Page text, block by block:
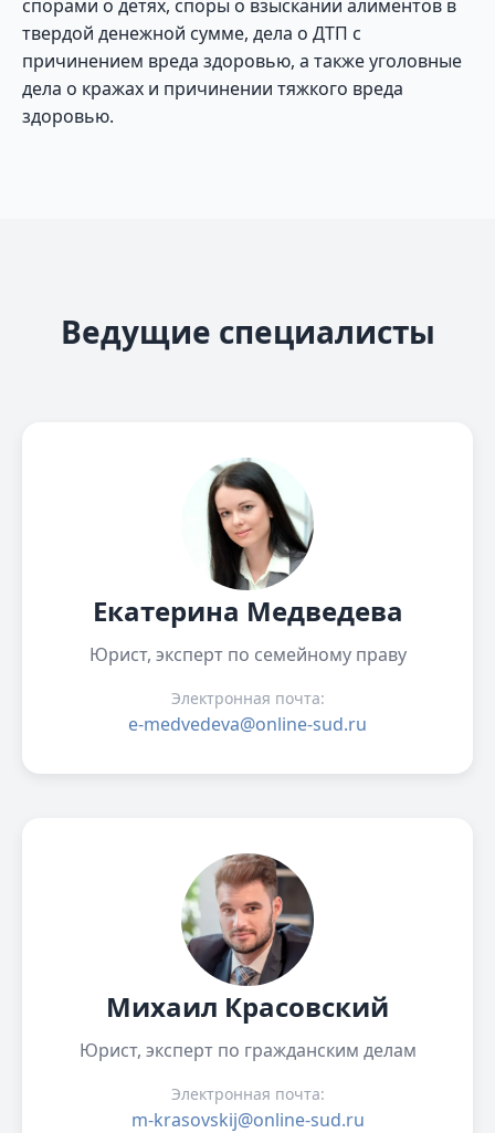
спорами о детях, споры о взыскании алиментов в
твердой денежной сумме, дела о ДТП с
причинением вреда здоровью, а также уголовные
дела о кражах и причинении тяжкого вреда
здоровью.
Ведущие специалисты
Екатерина Медведева
Юрист, эксперт по семейному праву
Электронная почта:
e-medvedeva@online-sud.ru
Михаил Красовский
Юрист, эксперт по гражданским делам
Электронная почта:
m-krasovskij@online-sud.ru